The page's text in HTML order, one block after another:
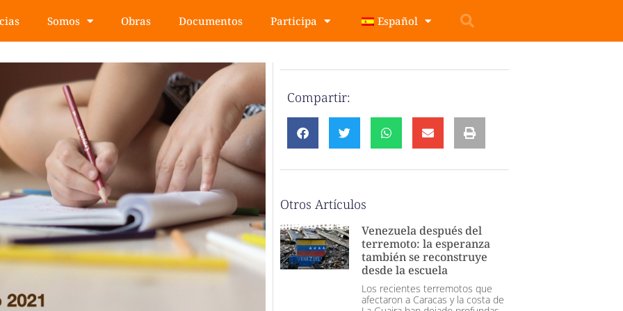
Somos Obras Documentos Participa Español
Compartir:
Otros Artículos
Venezuela después del
terremoto: la esperanza
también se reconstruye
desde la escuela
Los recientes terremotos que
afectaron a Caracas y la costa de